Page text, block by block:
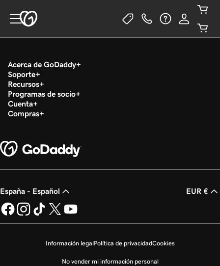
Acerca de GoDaddy
Soporte
Recursos
Programas de socio
Cuenta
Compras
España - Español EUR €
Información legalPolítica de privacidadCookies
No vender mi información personal